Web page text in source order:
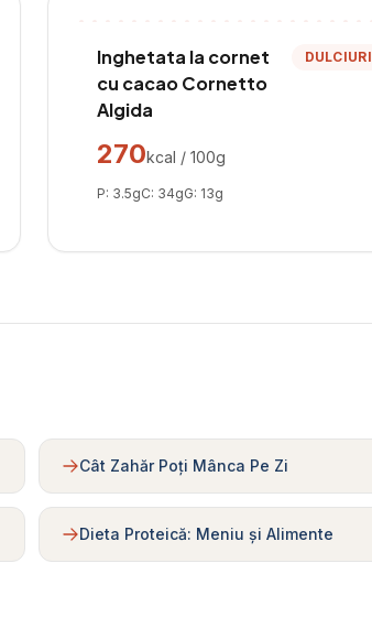
Inghetata la cornet
cu cacao Cornetto
Algida
DULCIURI
270kcal / 100g
P: 3.5gC: 34gG: 13g
Cât Zahăr Poți Mânca Pe Zi
Dieta Proteică: Meniu și Alimente